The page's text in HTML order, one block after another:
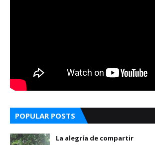
POPULAR POSTS
La alegría de compartir